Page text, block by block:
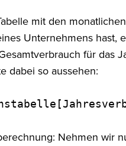
mit den monatlichen
Unternehmens hast,
für das
dabei so aussehen:
Nehmen wir